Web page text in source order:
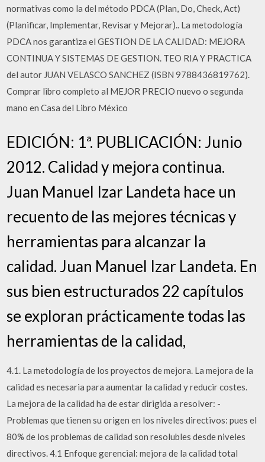
normativas como la del método PDCA (Plan, Do, Check, Act)
(Planificar, Implementar, Revisar y Mejorar).. La metodología
PDCA nos garantiza el GESTION DE LA CALIDAD: MEJORA
CONTINUA Y SISTEMAS DE GESTION. TEO RIA Y PRACTICA
del autor JUAN VELASCO SANCHEZ (ISBN 9788436819762).
Comprar libro completo al MEJOR PRECIO nuevo o segunda
mano en Casa del Libro México
EDICIÓN: 1ª. PUBLICACIÓN: Junio
2012. Calidad y mejora continua.
Juan Manuel Izar Landeta hace un
recuento de las mejores técnicas y
herramientas para alcanzar la
calidad. Juan Manuel Izar Landeta. En
sus bien estructurados 22 capítulos
se exploran prácticamente todas las
herramientas de la calidad,
4.1. La metodología de los proyectos de mejora. La mejora de la
calidad es necesaria para aumentar la calidad y reducir costes.
La mejora de la calidad ha de estar dirigida a resolver: -
Problemas que tienen su origen en los niveles directivos: pues el
80% de los problemas de calidad son resolubles desde niveles
directivos. 4.1 Enfoque gerencial: mejora de la calidad total